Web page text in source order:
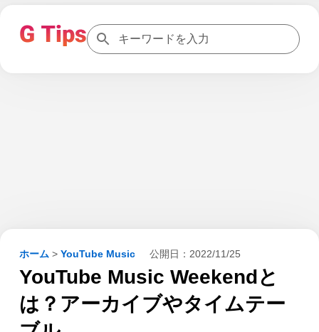
ホーム > YouTube Music 公開日： 2022/11/25
YouTube Music Weekendと
は？アーカイブやタイムテー